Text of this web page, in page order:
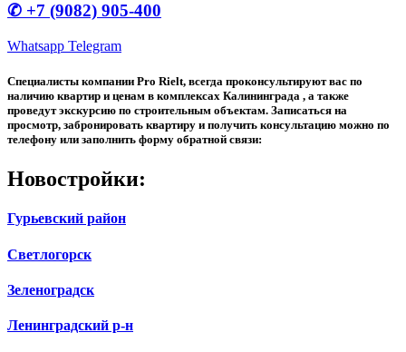
✆ +7 (9082) 905-400
Whatsapp Telegram
Специалисты компании Pro Rielt, всегда проконсультируют вас по
наличию квартир и ценам в комплексах Калининграда , а также
проведут экскурсию по строительным объектам. Записаться на
просмотр, забронировать квартиру и получить консультацию можно по
телефону или заполнить форму обратной связи:
Новостройки:
Гурьевский район
Светлогорск
Зеленоградск
Ленинградский р-н